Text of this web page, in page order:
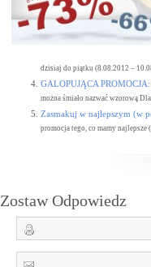
dzisiaj do piątku (8.08.2012 –
GALOPUJĄCA
można śmiało nazwać wzorową
Zasmakuj w najlepszym (w
promocja tego, co mamy najlepsze
Zostaw Odpowiedz